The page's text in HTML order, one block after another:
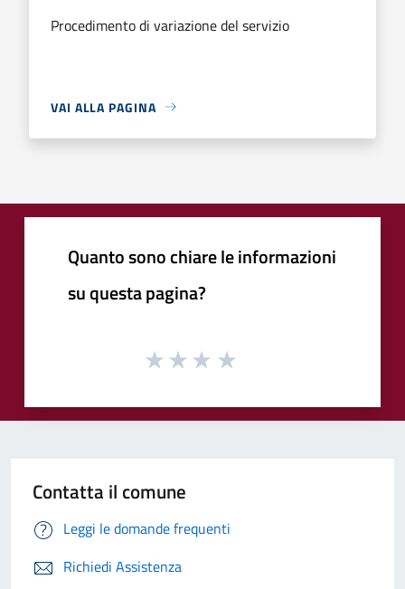
Procedimento di variazione del servizio
VAI ALLA PAGINA
Quanto sono chiare le informazioni
su questa pagina?
Contatta il comune
Leggi le domande frequenti
Richiedi Assistenza